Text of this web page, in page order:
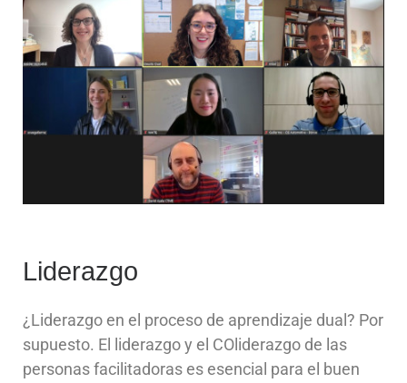
Liderazgo
¿Liderazgo en el proceso de aprendizaje dual? Por
supuesto. El liderazgo y el COliderazgo de las
personas facilitadoras es esencial para el buen